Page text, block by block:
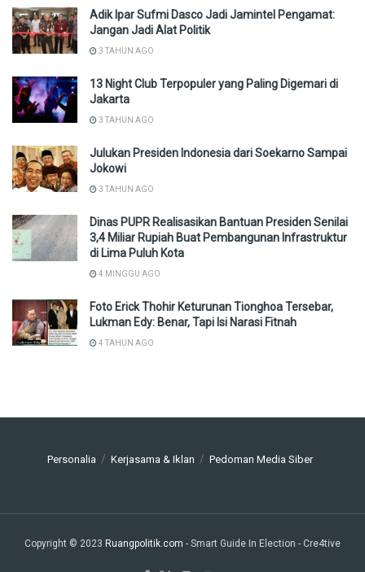
Adik Ipar Sufmi Dasco Jadi Jamintel Pengamat:
Jangan Jadi Alat Politik
3 TAHUN AGO
13 Night Club Terpopuler yang Paling Digemari di
Jakarta
3 TAHUN AGO
Julukan Presiden Indonesia dari Soekarno Sampai
Jokowi
3 TAHUN AGO
Dinas PUPR Realisasikan Bantuan Presiden Senilai
3,4 Miliar Rupiah Buat Pembangunan Infrastruktur
di Lima Puluh Kota
4 MINGGU AGO
Foto Erick Thohir Keturunan Tionghoa Tersebar,
Lukman Edy: Benar, Tapi Isi Narasi Fitnah
4 TAHUN AGO
Personalia Kerjasama & Iklan Pedoman Media Siber
Copyright © 2023 Ruangpolitik.com - Smart Guide In Election - Cre4tive